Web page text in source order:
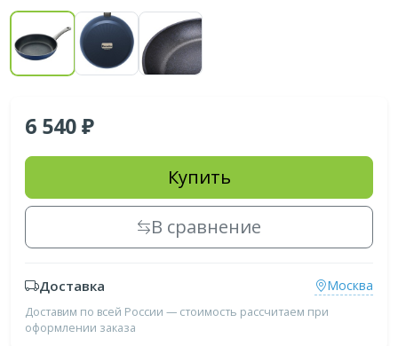
6 540
Купить
В сравнение
Доставка Москва
Доставим по всей России — стоимость рассчитаем при
оформлении заказа